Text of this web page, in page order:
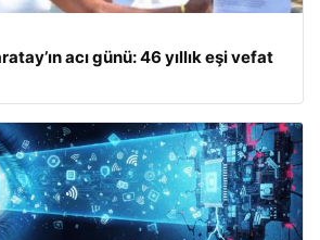
acı günü: 46 yıllık eşi vefat